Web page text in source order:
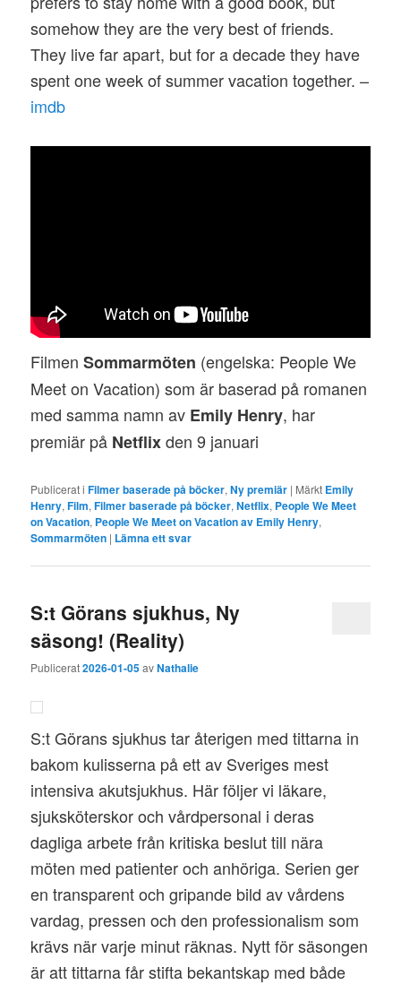
somehow they are the very best of friends.
They live far apart, but for a decade they have
spent one week of summer vacation together. –
imdb
FilmenSommarmöten (engelska: People We
Meet on Vacation) som är baserad på romanen
med samma namn av Emily Henry, har
premiär på Netflixden 9 januari
Publicerat i Filmer baserade på böcker,Ny premiär | Märkt Emily
Henry,Film,Filmer baserade på böcker,Netflix, People We Meet
on Vacation, People We Meet on Vacation av Emily Henry,
Sommarmöten | Lämna ett svar
S:t Görans sjukhus, Ny
säsong! (Reality)
Publicerat2026-01-05avNathalie
S:t Görans sjukhus tar återigen med tittarna in
bakom kulisserna på ett av Sveriges mest
intensiva akutsjukhus. Här följer vi läkare,
sjuksköterskor och vårdpersonal i deras
dagliga arbete från kritiska beslut till nära
möten med patienter och anhöriga. Serien ger
en transparent och gripande bild av vårdens
vardag, pressen och den professionalism som
krävs när varje minut räknas. Nytt för säsongen
är att tittarna får stifta bekantskap med både